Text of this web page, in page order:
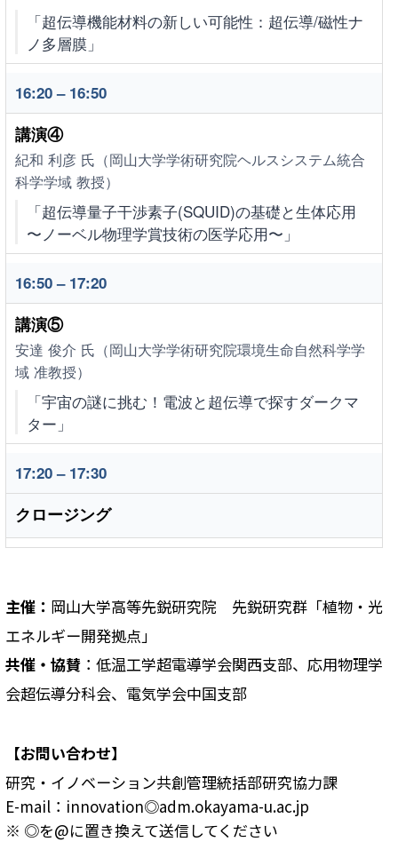
「超伝導機能材料の新しい可能性：超伝導/磁性ナ
ノ多層膜」
16:20 – 16:50
講演④
紀和 利彦 氏（岡山大学学術研究院ヘルスシステム統合
科学学域 教授）
「超伝導量子干渉素子(SQUID)の基礎と生体応用
〜ノーベル物理学賞技術の医学応用〜」
16:50 – 17:20
講演⑤
安達 俊介 氏（岡山大学学術研究院環境生命自然科学学
域 准教授）
「宇宙の謎に挑む！電波と超伝導で探すダークマ
ター」
17:20 – 17:30
クロージング
主催： 岡山大学高等先鋭研究院 先鋭研究群「植物・光
エネルギー開発拠点」
共催・協賛：低温工学超電導学会関西支部、応用物理学
会超伝導分科会、電気学会中国支部
【お問い合わせ】
研究・イノベーション共創管理統括部研究協力課
E-mail：innovation◎adm.okayama-u.ac.jp
※ ◎を@に置き換えて送信してください